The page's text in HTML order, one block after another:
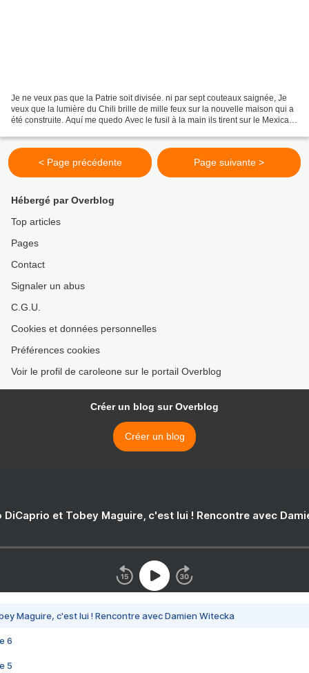
Je ne veux pas que la Patrie soit divisée. ni par sept couteaux saignée, Je
veux que la lumière du Chili brille de mille feux sur la nouvelle maison qui a
été construite. Aquí me quedo Avec le fusil à la main ils tirent sur le Mexicain
< Page précédente Page suivante >
Hébergé par Overblog
Top articles
Pages
Contact
Signaler un abus
C.G.U.
Cookies et données personnelles
Préférences cookies
Voir le profil de caroleone sur le portail Overblog
Créer un blog sur Overblog
Créer un blog
DiCaprio et Tobey Maguire, c'est lui ! Rencontre avec
Maguire, c'est lui ! Rencontre avec Damien Witecka
6
5